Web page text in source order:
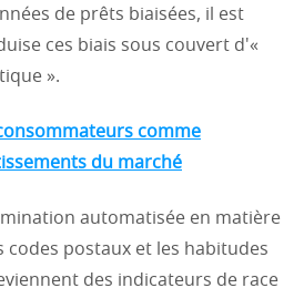
de prêts biaisées, il est
ces biais sous couvert d'«
».
comme
du marché
automatisée en matière
codes postaux et les habitudes
des indicateurs de race